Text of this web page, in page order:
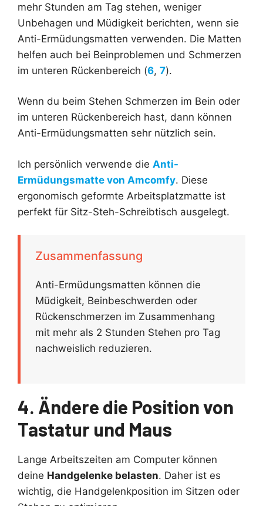
mehr Stunden am Tag stehen, weniger
Unbehagen und Müdigkeit berichten, wenn sie
Anti-Ermüdungsmatten verwenden. Die Matten
helfen auch bei Beinproblemen und Schmerzen
im unteren Rückenbereich (6, 7).
Wenn du beim Stehen Schmerzen im Bein oder
im unteren Rückenbereich hast, dann können
Anti-Ermüdungsmatten sehr nützlich sein.
Ich persönlich verwende die Anti-
Ermüdungsmatte von Amcomfy. Diese
ergonomisch geformte Arbeitsplatzmatte ist
perfekt für Sitz-Steh-Schreibtisch ausgelegt.
Zusammenfassung
Anti-Ermüdungsmatten können die
Müdigkeit, Beinbeschwerden oder
Rückenschmerzen im Zusammenhang
mit mehr als 2 Stunden Stehen pro Tag
nachweislich reduzieren.
4. Ändere die Position von
Tastatur und Maus
Lange Arbeitszeiten am Computer können
deine Handgelenke belasten. Daher ist es
wichtig, die Handgelenkposition im Sitzen oder